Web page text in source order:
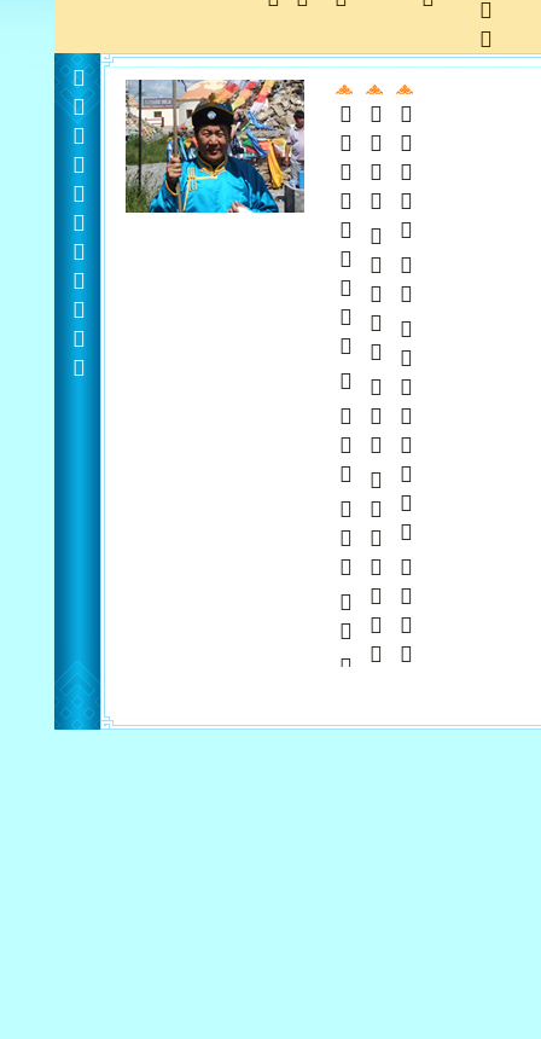
             